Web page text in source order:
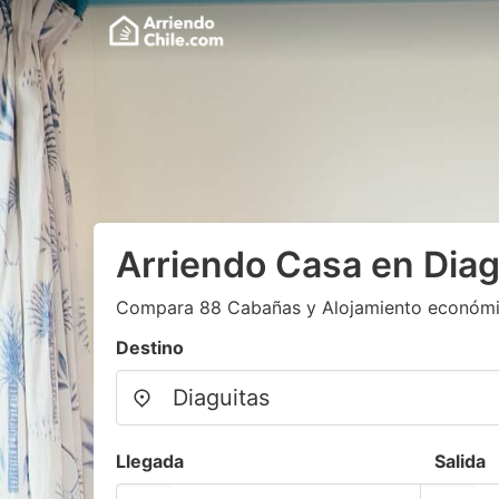
Arriendo Casa en
Compara 88 Cabañas y Alojamiento
Destino
Llegada Salida